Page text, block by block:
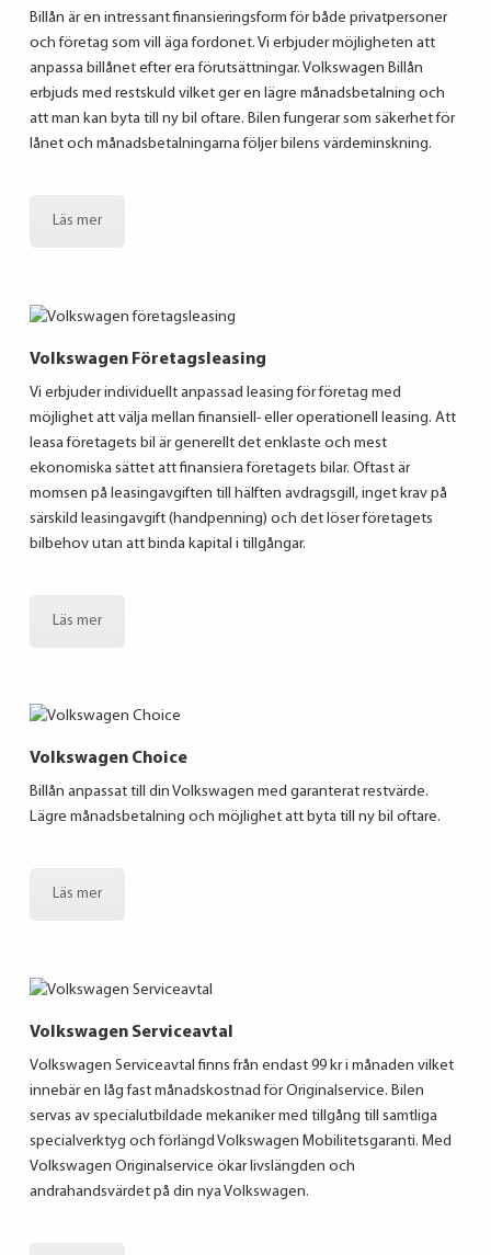
Billån är en intressant finansieringsform för både privatpersoner
och företag som vill äga fordonet. Vi erbjuder möjligheten att
anpassa billånet efter era förutsättningar. Volkswagen Billån
erbjuds med restskuld vilket ger en lägre månadsbetalning och
att man kan byta till ny bil oftare. Bilen fungerar som säkerhet för
lånet och månadsbetalningarna följer bilens värdeminskning.
Läs mer
Volkswagen Företagsleasing
Vi erbjuder individuellt anpassad leasing för företag med
möjlighet att välja mellan finansiell- eller operationell leasing. Att
leasa företagets bil är generellt det enklaste och mest
ekonomiska sättet att finansiera företagets bilar. Oftast är
momsen på leasingavgiften till hälften avdragsgill, inget krav på
särskild leasingavgift (handpenning) och det löser företagets
bilbehov utan att binda kapital i tillgångar.
Läs mer
Volkswagen Choice
Billån anpassat till din Volkswagen med garanterat restvärde.
Lägre månadsbetalning och möjlighet att byta till ny bil oftare.
Läs mer
Volkswagen Serviceavtal
Volkswagen Serviceavtal finns från endast 99 kr i månaden vilket
innebär en låg fast månadskostnad för Originalservice. Bilen
servas av specialutbildade mekaniker med tillgång till samtliga
specialverktyg och förlängd Volkswagen Mobilitetsgaranti. Med
Volkswagen Originalservice ökar livslängden och
andrahandsvärdet på din nya Volkswagen.